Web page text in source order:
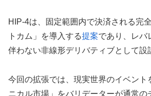
HIP-4は、固定範囲内で決済される完
トカム」を導入する提案であり、レバ
伴わない非線形デリバティブとして設
今回の拡張では、現実世界のイベント
ニカル市場」をバリデーターが通常の